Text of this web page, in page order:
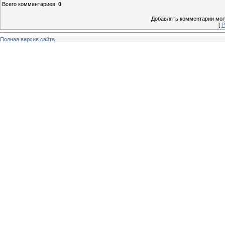
Всего комментариев: 0
Добавлять комментарии
[
Полная версия сайта